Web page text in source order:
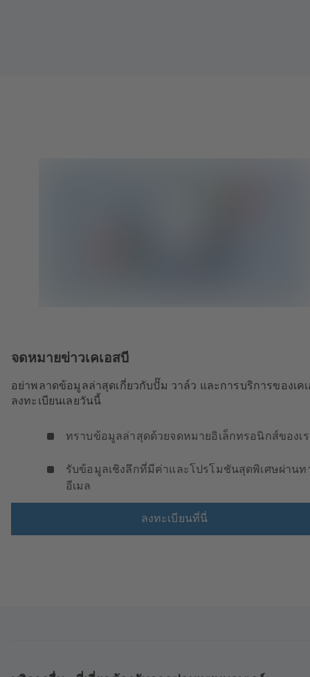
จดหมายข่าวเคเอสบี
อย่าพลาดข้อมูลล่าสุดเกี่ยวกับปั๊ม วาล์ว และการบริการของเค
ลงทะเบียนเลยวันนี้
ทราบข้อมูลล่าสุดด้วยจดหมายอิเล็กทรอนิกส์ของเ
รับข้อมูลเชิงลึกที่มีค่าและโปรโมชันสุดพิเศษผ่านท
อีเมล
ลงทะเบียนที่นี่